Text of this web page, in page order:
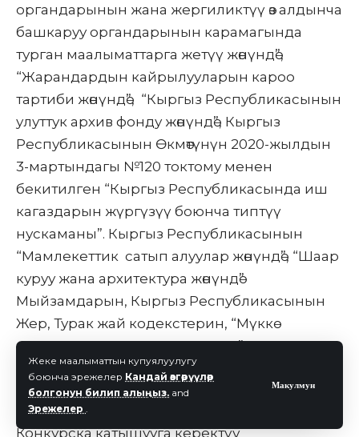
Жеке маалыматтын купуялуулугу
боюнча эрежелер Кандай өзгөрүүлөр
болгонун билип алыңыз. and
Эрежелер .
Макулмун
органдарынын жана жергиликтүү өз алдынча
башкаруу органдарынын карамагында
турган маалыматтарга жетүү жөнүндө”,
“Жарандардын кайрылууларын кароо
тартиби жөнүндө”, “Кыргыз Республикасынын
улуттук архив фонду жөнүндө”, Кыргыз
Республикасынын Өкмөтүнүн 2020-жылдын
3-мартындагы №120 токтому менен
бекитилген “Кыргыз Республикасында иш
кагаздарын жүргүзүү боюнча типтүү
нускаманы”. Кыргыз Республикасынын
“Мамлекеттик сатып алуулар жөнүндө”, “Шаар
куруу жана архитектура жөнүндө”
Мыйзамдарын, Кыргыз Республикасынын
Жер, Турак жай кодекстерин, “Мүккө
муниципалдык менчик жөнүндө”
Мыйзамдарын жана тейлөөсүнө жараша
негизги ченемдик актыларды.
Конкурска катышууга керектүү